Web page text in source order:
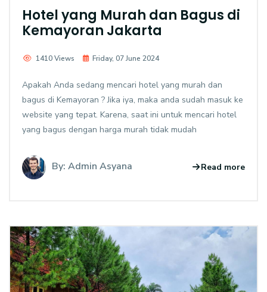
Hotel yang Murah dan Bagus di
Kemayoran Jakarta
1410 Views Friday, 07 June 2024
Apakah Anda sedang mencari hotel yang murah dan
bagus di Kemayoran ? Jika iya, maka anda sudah masuk ke
website yang tepat. Karena, saat ini untuk mencari hotel
yang bagus dengan harga murah tidak mudah
By: Admin Asyana Read more